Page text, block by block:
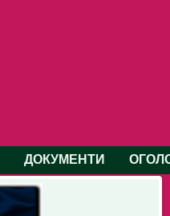
ДОКУМЕНТИ